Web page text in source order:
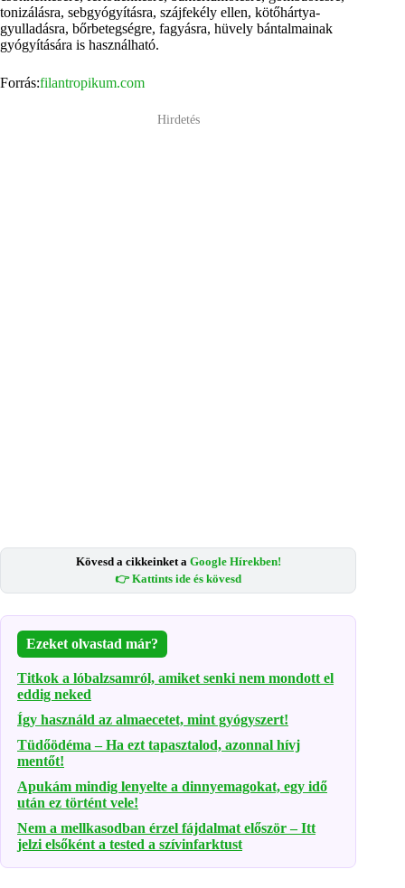
tonizálásra, sebgyógyításra, szájfekély ellen, kötőhártya-
gyulladásra, bőrbetegségre, fagyásra, hüvely bántalmainak
gyógyítására is használható.
Forrás:filantropikum.com
Hirdetés
Kövesd a cikkeinket a Google Hírekben!
👉 Kattints ide és kövesd
Ezeket olvastad már?
Titkok a lóbalzsamról, amiket senki nem mondott el
eddig neked
Így használd az almaecetet, mint gyógyszert!
Tüdőödéma – Ha ezt tapasztalod, azonnal hívj
mentőt!
Apukám mindig lenyelte a dinnyemagokat, egy idő
után ez történt vele!
Nem a mellkasodban érzel fájdalmat először – Itt
jelzi elsőként a tested a szívinfarktust